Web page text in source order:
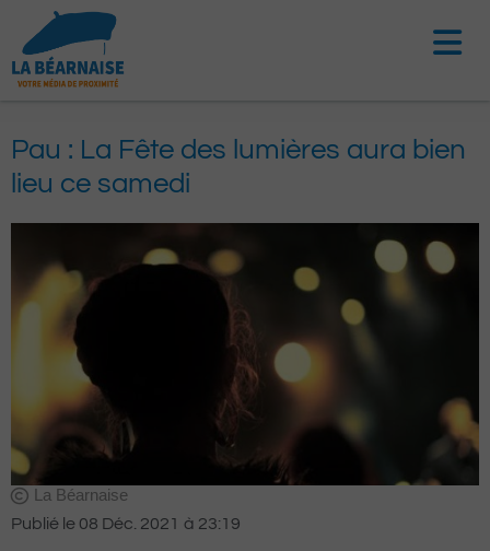
contenu
Pau : La Fête des lumières aura bien
lieu ce samedi
La Béarnaise
Publié le 08 Déc. 2021 à 23:19